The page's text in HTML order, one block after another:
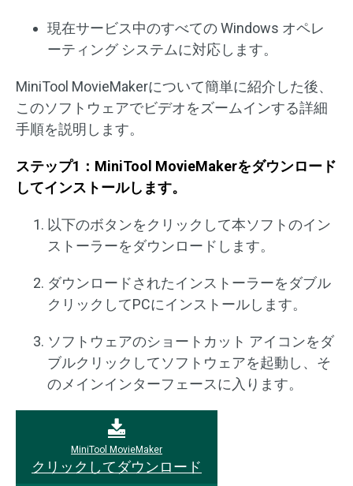
現在サービス中のすべての Windows オペレ
ーティング システムに対応します。
MiniTool MovieMakerについて簡単に紹介した後、
このソフトウェアでビデオをズームインする詳細
手順を説明します。
ステップ1：MiniTool MovieMakerをダウンロード
してインストールします。
以下のボタンをクリックして本ソフトのイン
ストーラーをダウンロードします。
ダウンロードされたインストーラーをダブル
クリックしてPCにインストールします。
ソフトウェアのショートカット アイコンをダ
ブルクリックしてソフトウェアを起動し、そ
のメインインターフェースに入ります。
MiniTool MovieMaker
クリックしてダウンロード